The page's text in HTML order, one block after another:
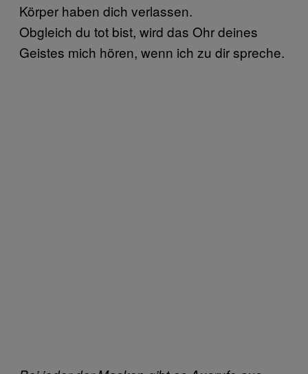
Körper haben dich verlassen.
Obgleich du tot bist, wird das Ohr deines
Geistes mich hören, wenn ich zu dir spreche.